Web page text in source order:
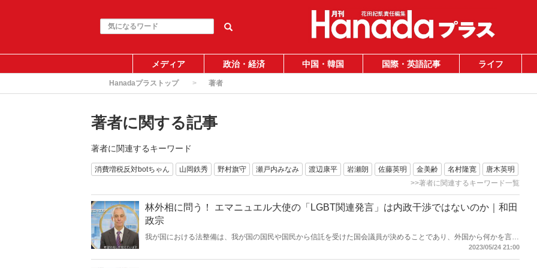
メディア 政治・経済 中国・韓国 国際・英語記事 ライフ
Hanadaプラストップ 著者
著者に関する記事
著者に関連するキーワード
消費増税反対botちゃん 山岡鉄秀 野村旗守 瀬戸内みなみ 渡辺康平 岩瀬朗 佐藤英明 金美齢 名村隆寛
唐木英明
>>著者に関連するキーワード一覧
林外相に問う！ エマニュエル大使の「LGBT関連発言」は内政干渉ではないのか｜和田
政宗
我が国における法整備は、我が国の国民や国民から信託を受けた国会議員が決めることであり、外国から何かを言わ
れて進めるものではない！（サムネイルは「アメリカ大使館・領事館 US Embassy Tokyo & Consulates in Japan」
2023/05/24 21:00